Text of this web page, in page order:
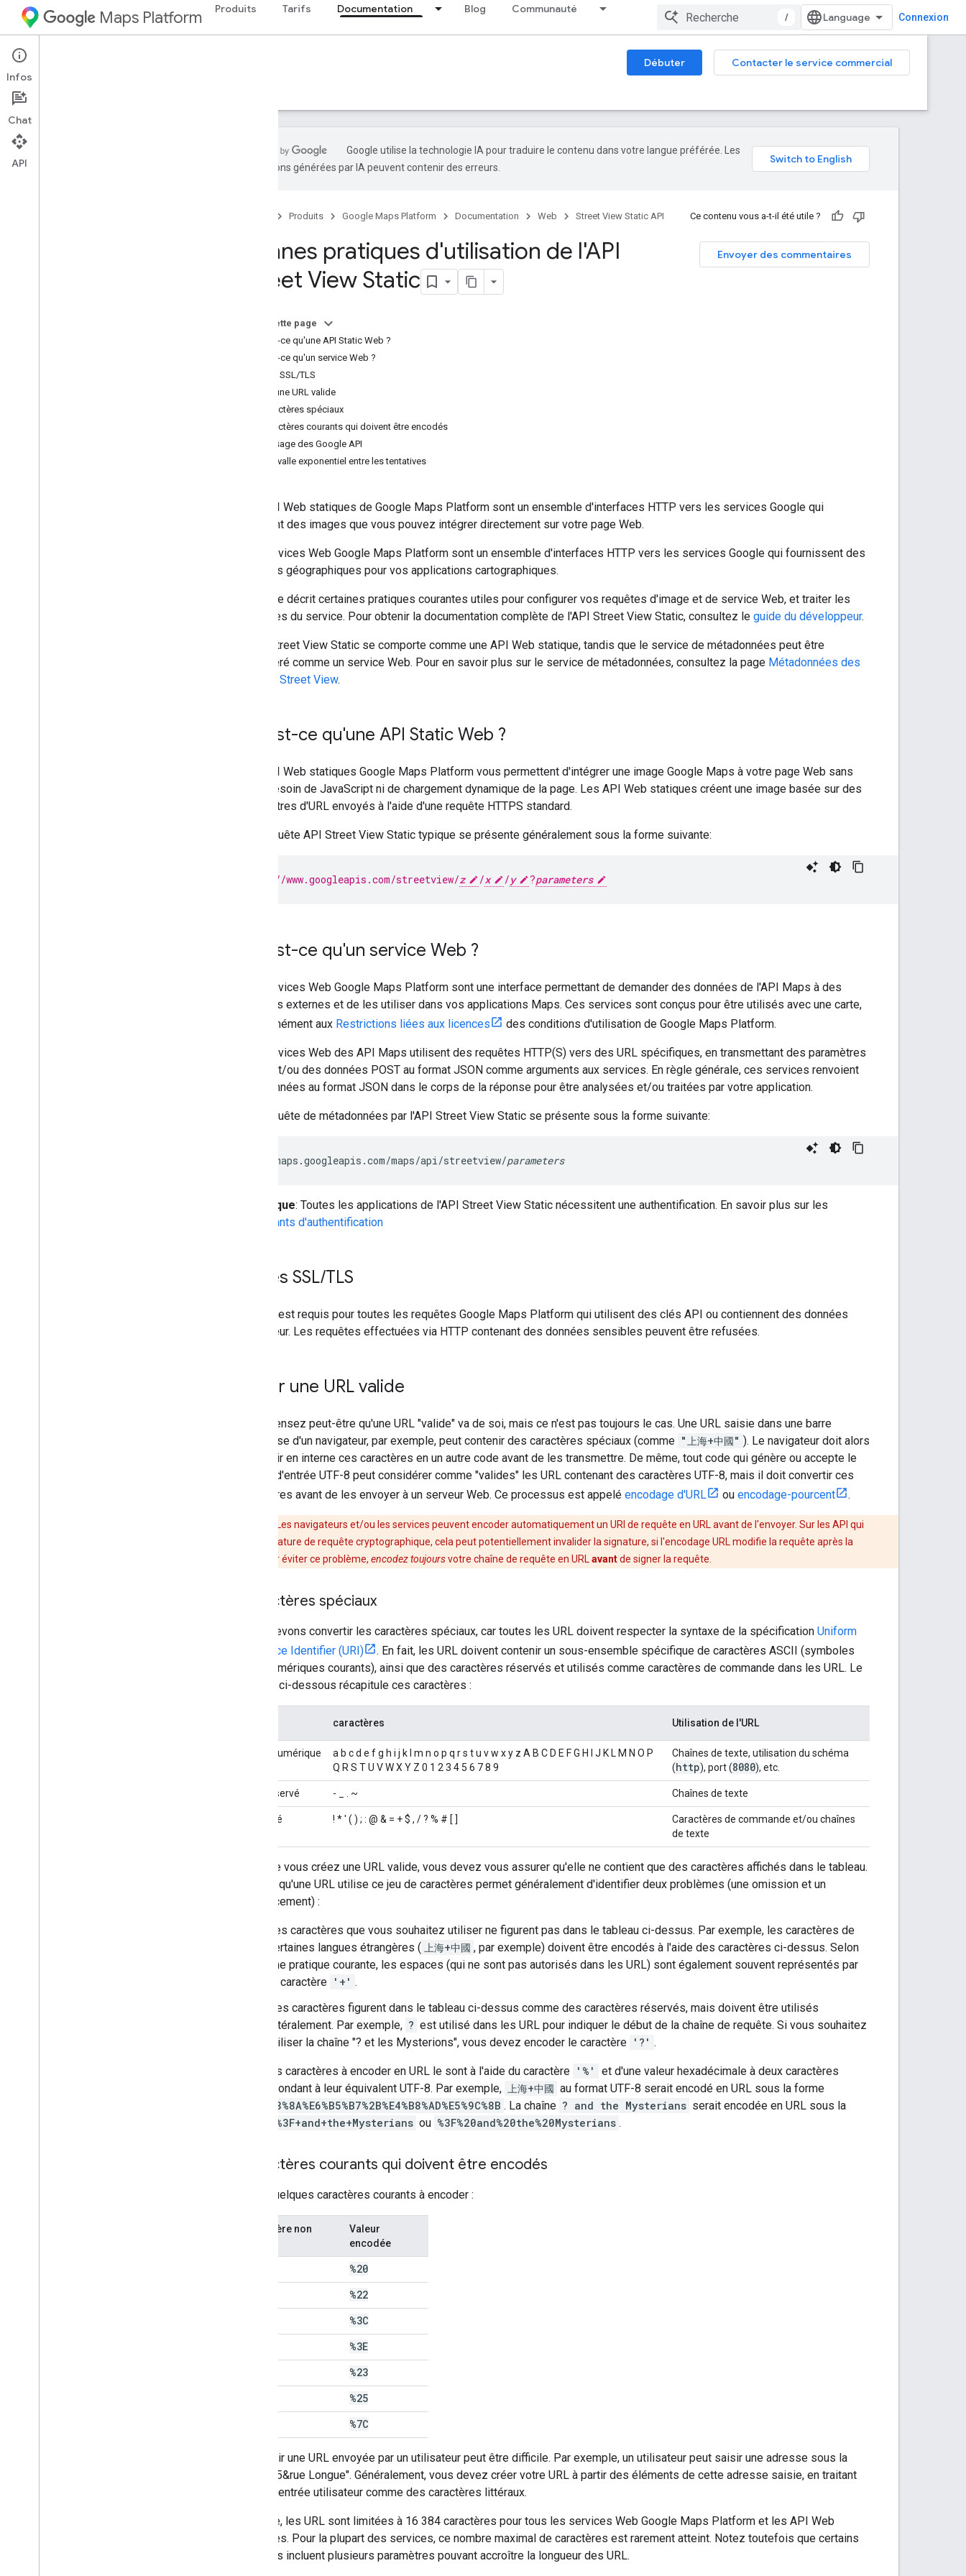
Maps Platform Produits Tarifs Documentation Blog Communauté
/ Connexion
Web Débuter
Contacter le service commercial
Guides
Google utilise la technologie IA pour traduire le contenu dans votre langue préférée. Les
traductions générées par IA peuvent contenir des erreurs.
Produits Google Maps Platform Documentation Web Street View Static API Ce contenu vous a-t-il été utile ?
Envoyer des commentaires
Bonnes pratiques d'utilisation de l'API
Street View Static
Sur cette page
Qu'est-ce qu'une API Static Web ?
Qu'est-ce qu'un service Web ?
Accès SSL/TLS
Créer une URL valide
Caractères spéciaux
Caractères courants qui doivent être encodés
Bon usage des Google API
Intervalle exponentiel entre les tentatives
Les API Web statiques de Google Maps Platform sont un ensemble d'interfaces HTTP vers les services Google qui
génèrent des images que vous pouvez intégrer directement sur votre page Web.
Les services Web Google Maps Platform sont un ensemble d'interfaces HTTP vers les services Google qui fournissent des
données géographiques pour vos applications cartographiques.
Ce guide décrit certaines pratiques courantes utiles pour configurer vos requêtes d'image et de service Web, et traiter les
réponses du service. Pour obtenir la documentation complète de l'API Street View Static, consultez le guide du développeur.
L'API Street View Static se comporte comme une API Web statique, tandis que le service de métadonnées peut être
considéré comme un service Web. Pour en savoir plus sur le service de métadonnées, consultez la page Métadonnées des
images Street View.
Qu'est-ce qu'une API Static Web ?
Les API Web statiques Google Maps Platform vous permettent d'intégrer une image Google Maps à votre page Web sans
avoir besoin de JavaScript ni de chargement dynamique de la page. Les API Web statiques créent une image basée sur des
paramètres d'URL envoyés à l'aide d'une requête HTTPS standard.
Une requête API Street View Static typique se présente généralement sous la forme suivante:
//www.googleapis.com/streetview/z /x /y ?parameters
Qu'est-ce qu'un service Web ?
Les services Web Google Maps Platform sont une interface permettant de demander des données de l'API Maps à des
services externes et de les utiliser dans vos applications Maps. Ces services sont conçus pour être utilisés avec une carte,
conformément aux Restrictions liées aux licences des conditions d'utilisation de Google Maps Platform.
Les services Web des API Maps utilisent des requêtes HTTP(S) vers des URL spécifiques, en transmettant des paramètres
d'URL et/ou des données POST au format JSON comme arguments aux services. En règle générale, ces services renvoient
des données au format JSON dans le corps de la réponse pour être analysées et/ou traitées par votre application.
Une requête de métadonnées par l'API Street View Static se présente sous la forme suivante:
https://maps.googleapis.com/maps/api/streetview/parameters
Remarque: Toutes les applications de l'API Street View Static nécessitent une authentification. En savoir plus sur les
identifiants d'authentification
Accès SSL/TLS
HTTPS est requis pour toutes les requêtes Google Maps Platform qui utilisent des clés API ou contiennent des données
utilisateur. Les requêtes effectuées via HTTP contenant des données sensibles peuvent être refusées.
Créer une URL valide
Vous pensez peut-être qu'une URL "valide" va de soi, mais ce n'est pas toujours le cas. Une URL saisie dans une barre
d'adresse d'un navigateur, par exemple, peut contenir des caractères spéciaux (comme "上海+中國" ). Le navigateur doit alors
convertir en interne ces caractères en un autre code avant de les transmettre. De même, tout code qui génère ou accepte le
format d'entrée UTF-8 peut considérer comme "valides" les URL contenant des caractères UTF-8, mais il doit convertir ces
caractères avant de les envoyer à un serveur Web. Ce processus est appelé encodage d'URL ou encodage-pourcent .
: Les navigateurs et/ou les services peuvent encoder automatiquement un URI de requête en URL avant de l'envoyer. Sur les API qui
utilisent la signature de requête cryptographique, cela peut potentiellement invalider la signature, si l'encodage URL modifie la requête après la
signature. Pour éviter ce problème, encodez toujoursvotre chaîne de requête en URL avantde signer la requête.
Caractères spéciaux
Nous devons convertir les caractères spéciaux, car toutes les URL doivent respecter la syntaxe de la spécification Uniform
Resource Identifier (URI)
. En fait, les URL doivent contenir un sous-ensemble spécifique de caractères ASCII (symboles
alphanumériques courants), ainsi que des caractères réservés et utilisés comme caractères de commande dans les URL. Le
tableau ci-dessous récapitule ces caractères :
caractères Utilisation de l'URL
Alphanumérique
a b c d e f g h i j k l m n o p q r s t u v w x y z A B C D E F G H I J K L M N O P
Q R S T U V W X Y Z 0 1 2 3 4 5 6 7 8 9
Chaînes de texte, utilisation du schéma
(http), port (8080), etc.
Non réservé - _ . ~ Chaînes de texte
Réservé ! * ' ( ) ; : @ & = + $ , / ? % # [ ]
Caractères de commande et/ou chaînes
de texte
Lorsque vous créez une URL valide, vous devez vous assurer qu'elle ne contient que des caractères affichés dans le tableau.
Vérifier qu'une URL utilise ce jeu de caractères permet généralement d'identifier deux problèmes (une omission et un
remplacement) :
Les caractères que vous souhaitez utiliser ne figurent pas dans le tableau ci-dessus. Par exemple, les caractères de
certaines langues étrangères ( 上海+中國 , par exemple) doivent être encodés à l'aide des caractères ci-dessus. Selon
une pratique courante, les espaces (qui ne sont pas autorisés dans les URL) sont également souvent représentés par
le caractère '+' .
Des caractères figurent dans le tableau ci-dessus comme des caractères réservés, mais doivent être utilisés
littéralement. Par exemple, ? est utilisé dans les URL pour indiquer le début de la chaîne de requête. Si vous souhaitez
utiliser la chaîne "? et les Mysterions", vous devez encoder le caractère '?' .
Tous les caractères à encoder en URL le sont à l'aide du caractère '%'
et d'une valeur hexadécimale à deux caractères
correspondant à leur équivalent UTF-8. Par exemple, 上海+中國 au format UTF-8 serait encodé en URL sous la forme
%E4%B8%8A%E6%B5%B7%2B%E4%B8%AD%E5%9C%8B . La chaîne ? and the Mysterians serait encodée en URL sous la
%3F+and+the+Mysterians ou %3F%20and%20the%20Mysterians .
Caractères courants qui doivent être encodés
Voici quelques caractères courants à encoder :
Caractère non
Valeur
encodée
%20
%22
%3C
%3E
%23
%25
%7C
Convertir une URL envoyée par un utilisateur peut être difficile. Par exemple, un utilisateur peut saisir une adresse sous la
forme "5&rue Longue". Généralement, vous devez créer votre URL à partir des éléments de cette adresse saisie, en traitant
chaque entrée utilisateur comme des caractères littéraux.
En outre, les URL sont limitées à 16 384 caractères pour tous les services Web Google Maps Platform et les API Web
statiques. Pour la plupart des services, ce nombre maximal de caractères est rarement atteint. Notez toutefois que certains
services incluent plusieurs paramètres pouvant accroître la longueur des URL.
Infos
Chat
API